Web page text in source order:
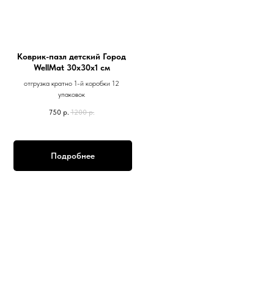
Коврик-пазл детский Город
WellMat 30х30х1 см
отгрузка кратно 1-й коробки 12
упаковок
750 р. 1200 р.
Подробнее